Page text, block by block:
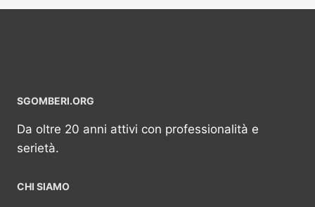
SGOMBERI.ORG
Da oltre 20 anni attivi con professionalità e
serietà.
CHI SIAMO